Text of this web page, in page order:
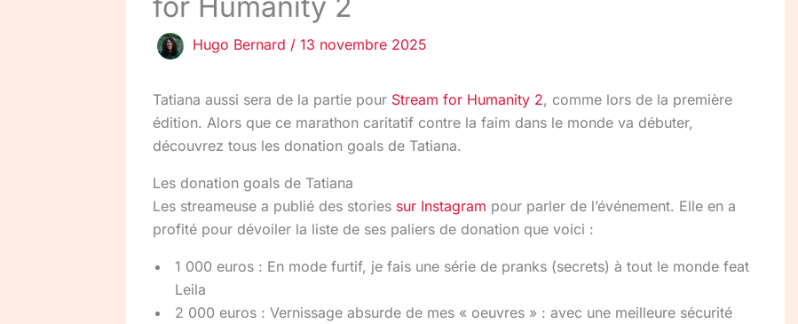
Hugo Bernard / 13 novembre 2025
Tatiana aussi sera de la partie pour Stream for Humanity 2, comme lors de la première
édition. Alors que ce marathon caritatif contre la faim dans le monde va débuter,
découvrez tous les donation goals de Tatiana.
Les donation goals de Tatiana
Les streameuse a publié des stories sur Instagram pour parler de l’événement. Elle en a
profité pour dévoiler la liste de ses paliers de donation que voici :
1 000 euros : En mode furtif, je fais une série de pranks (secrets) à tout le monde feat
Leila
2 000 euros : Vernissage absurde de mes « oeuvres » : avec une meilleure sécurité